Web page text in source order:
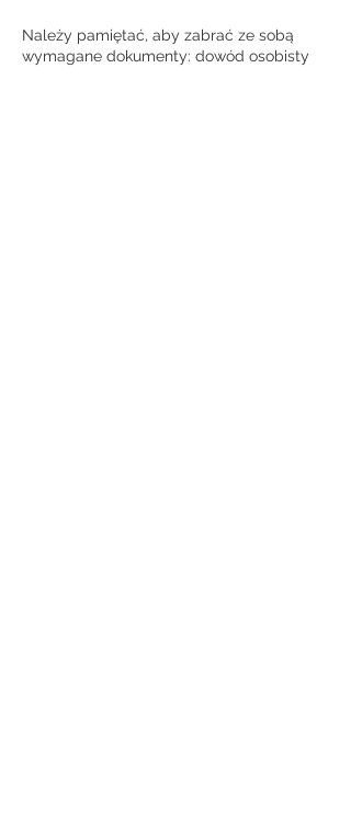
Należy pamiętać, aby zabrać ze sobą
wymagane dokumenty: dowód osobisty